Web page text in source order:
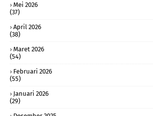
Mei 2026
(37)
April 2026
(38)
Maret 2026
(54)
Februari 2026
(55)
Januari 2026
(29)